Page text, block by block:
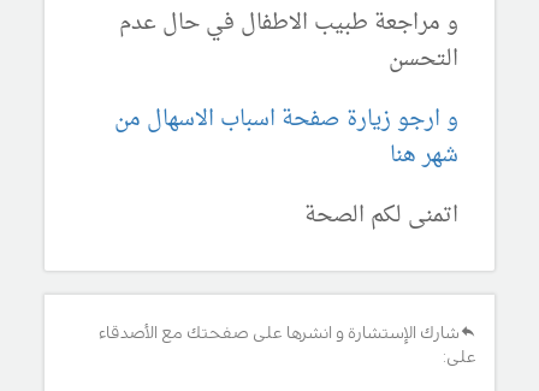
و مراجعة طبيب الاطفال في حال عدم
التحسن
و ارجو زيارة صفحة اسباب الاسهال من
شهر هنا
اتمنى لكم الصحة
شارك الإستشارة و انشرها على صفحتك مع الأصدقاء
على: